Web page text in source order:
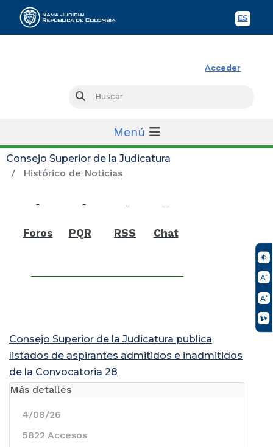
ES
Rama Judicial
Acceder
Buscar
Menú
Consejo Superior de la Judicatura
Histórico de Noticias
Foros PQR RSS Chat
Consejo Superior de la Judicatura publica
listados de aspirantes admitidos e inadmitidos
de la Convocatoria 28
Más detalles
4/08/26
5822 Accesos